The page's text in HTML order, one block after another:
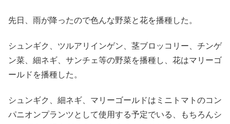
先日、雨が降ったので色んな野菜と花を播種した。
シュンギク、ツルアリインゲン、茎ブロッコリー、チンゲ
ン菜、細ネギ、サンチェ等の野菜を播種し、花はマリーゴ
ールドを播種した。
シュンギク、細ネギ、マリーゴールドはミニトマトのコン
パニオンプランツとして使用する予定でいる、もちろんシ